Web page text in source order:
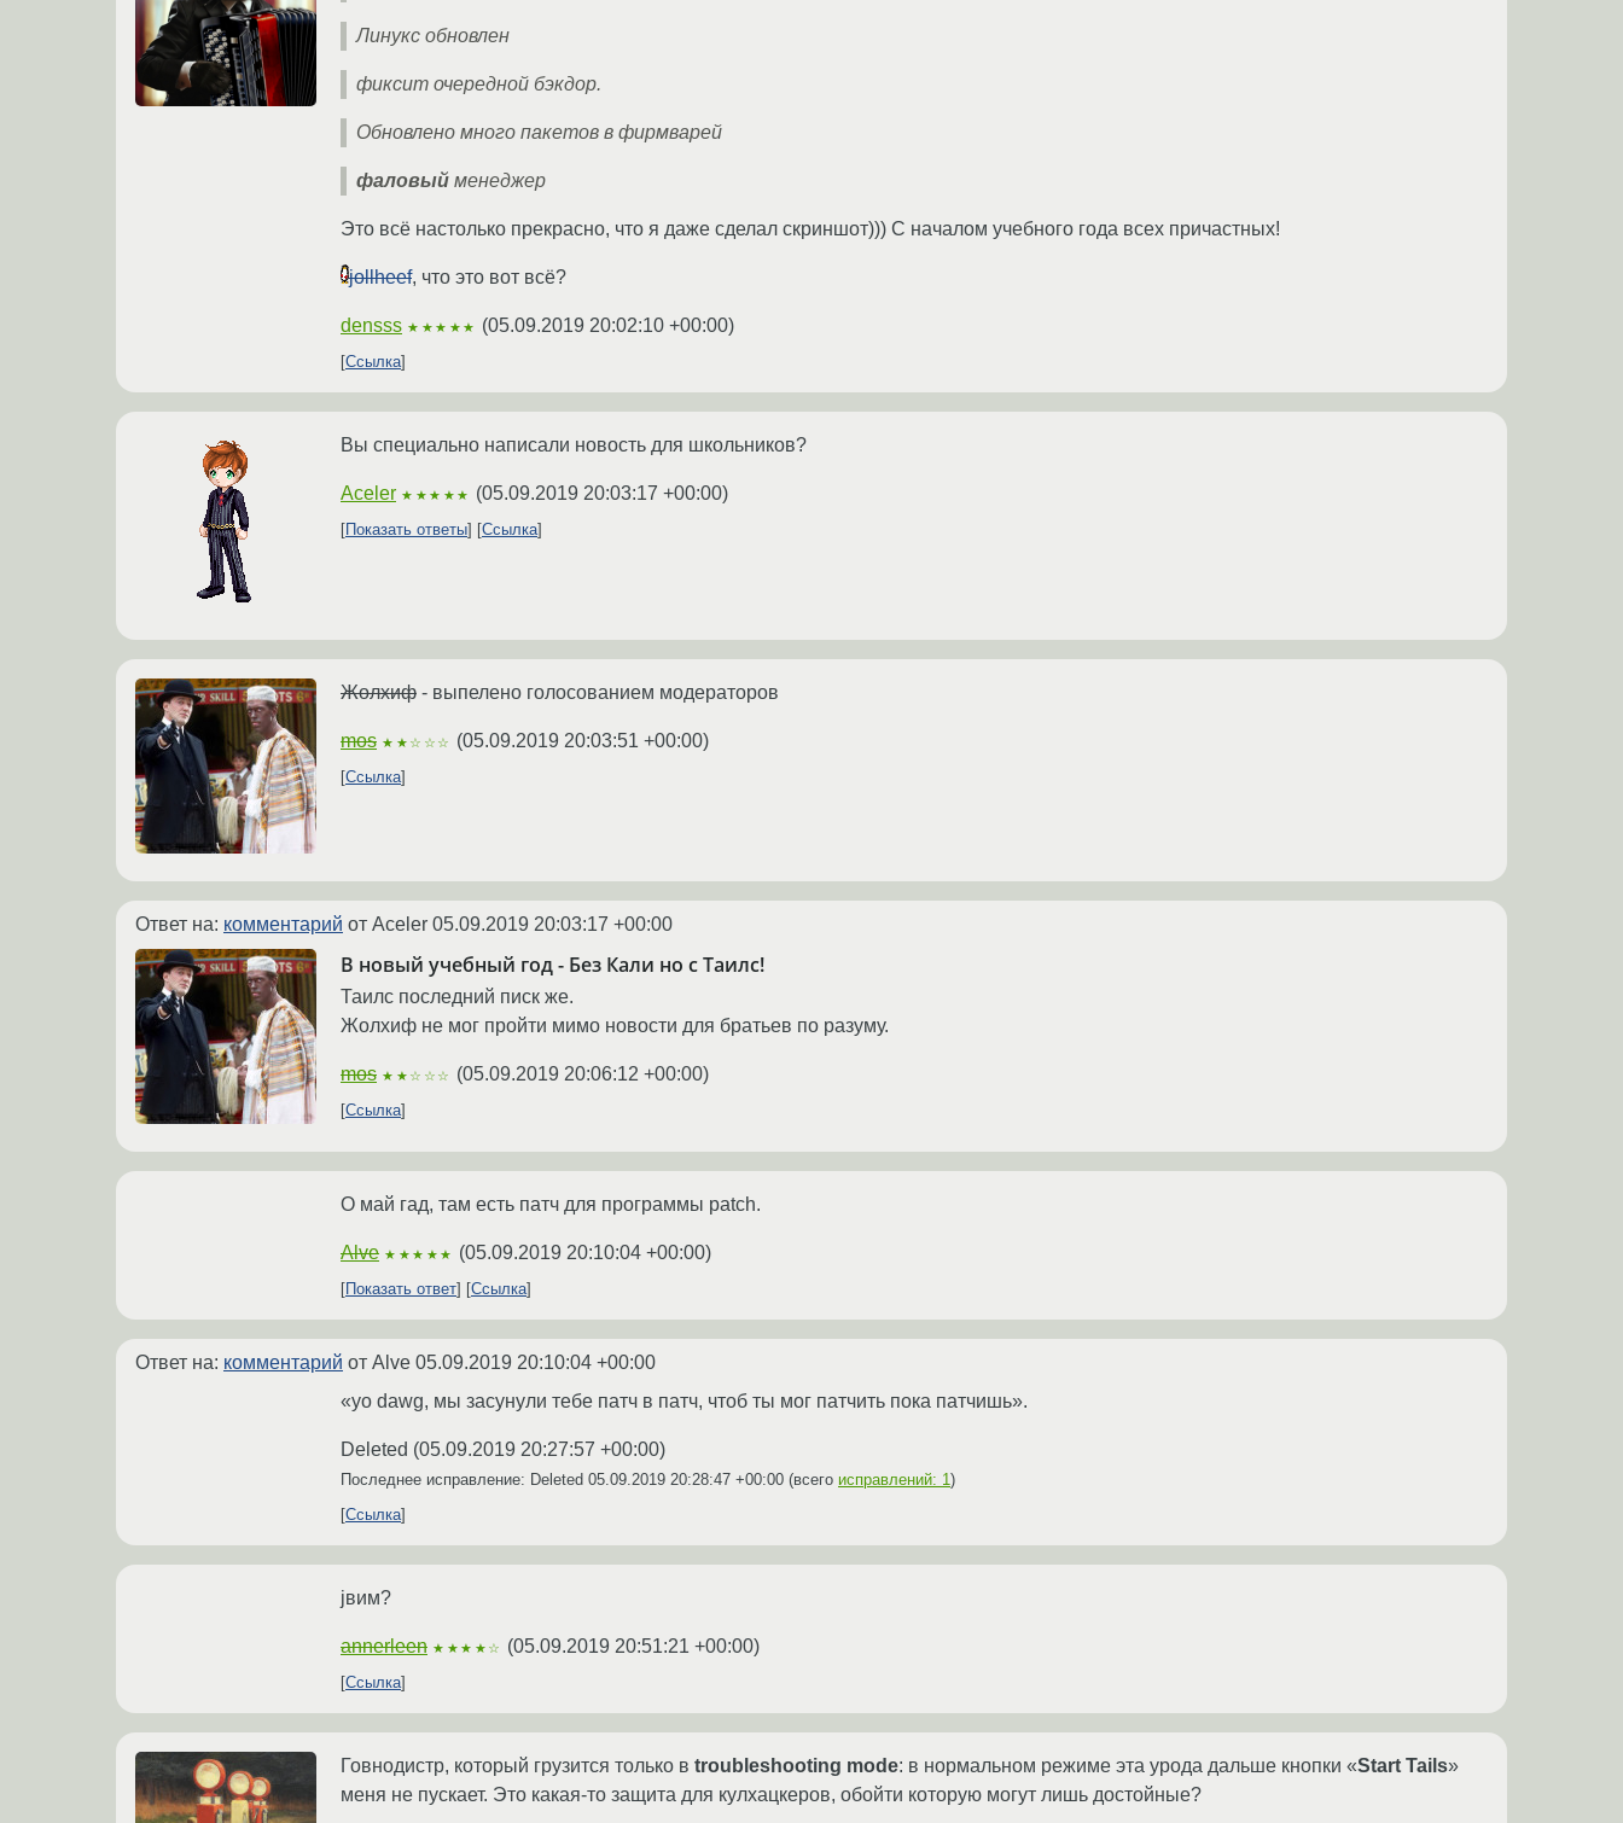
Линукс обновлен
фиксит очередной бэкдор.
Обновлено много пакетов в фирмварей
фаловый менеджер
Это всё настолько прекрасно, что я даже сделал скриншот))) С началом учебного года всех причастных!
jollheef, что это вот всё?
densss ★★★★★ (05.09.2019 20:02:10 +00:00)
Ссылка
Вы специально написали новость для школьников?
Aceler ★★★★★ (05.09.2019 20:03:17 +00:00)
Показать ответы Ссылка
Жолхиф - выпелено голосованием модераторов
mos ★★☆☆☆ (05.09.2019 20:03:51 +00:00)
Ссылка
Ответ на: комментарий от Aceler 05.09.2019 20:03:17 +00:00
В новый учебный год - Без Кали но с Таилс!
Таилс последний писк же.
Жолхиф не мог пройти мимо новости для братьев по разуму.
mos ★★☆☆☆ (05.09.2019 20:06:12 +00:00)
Ссылка
О май гад, там есть патч для программы patch.
Alve ★★★★★ (05.09.2019 20:10:04 +00:00)
Показать ответ Ссылка
Ответ на: комментарий от Alve 05.09.2019 20:10:04 +00:00
«yo dawg, мы засунули тебе патч в патч, чтоб ты мог патчить пока патчишь».
Deleted (05.09.2019 20:27:57 +00:00)
Последнее исправление: Deleted 05.09.2019 20:28:47 +00:00 (всего исправлений: 1)
Ссылка
jвим?
annerleen ★★★★☆ (05.09.2019 20:51:21 +00:00)
Ссылка
Говнодистр, который грузится только в troubleshooting mode: в нормальном режиме эта урода дальше кнопки «Start Tails»
меня не пускает. Это какая-то защита для кулхацкеров, обойти которую могут лишь достойные?